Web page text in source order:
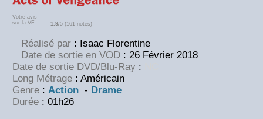
Votre avis
sur la VF :
1.9/5 (161 notes)
Réalisé par : Isaac Florentine
Date de sortie en VOD : 26 Février 2018
Date de sortie DVD/Blu-Ray :
Long Métrage : Américain
Genre : Action - Drame
Durée : 01h26